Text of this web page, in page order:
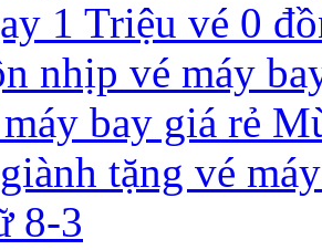
1 Triệu vé 0
nhịp vé máy
bay giá rẻ
tặng vé
8-3